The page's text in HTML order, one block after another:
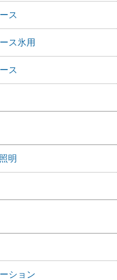
ス
ス氷用
ス
明
ション